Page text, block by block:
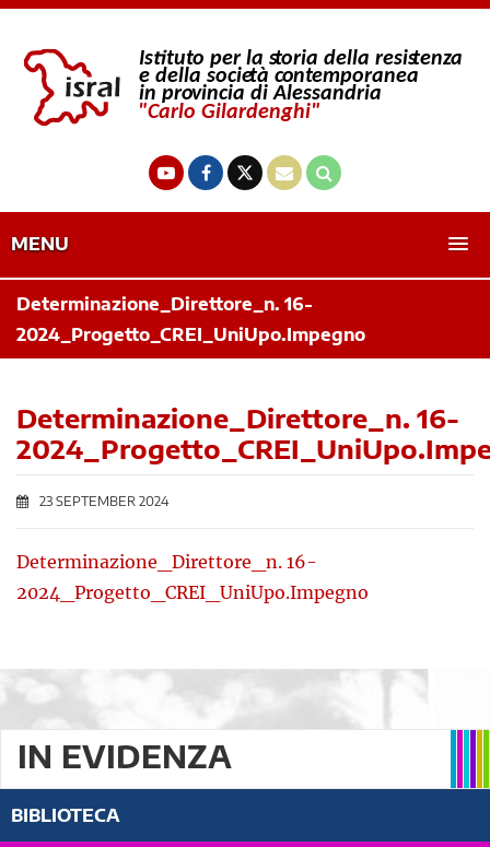
MENU
Determinazione_Direttore_n. 16-
2024_Progetto_CREI_UniUpo.Impegno
Determinazione_Direttore_n. 16-
23 SEPTEMBER 2024
Determinazione_Direttore_n. 16-
2024_Progetto_CREI_UniUpo.Impegno
IN EVIDENZA
BIBLIOTECA